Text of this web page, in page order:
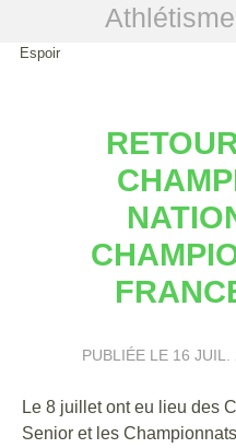
Retour sur les championnats
Espoir
PUBLIÉE LE 16 JUIL.
Le 8 juillet ont eu lieu des
Senior et les